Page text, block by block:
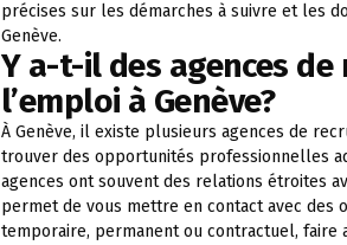
précises sur les démarches à suivre et les
Genève.
Y a-t-il des agences
l’emploi à Genève?
À Genève, il existe plusieurs agences de
trouver des opportunités professionnelles
agences ont souvent des relations étroites
permet de vous mettre en contact avec des
temporaire, permanent ou contractuel,